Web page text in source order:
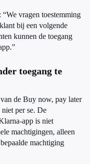
vragen toestemming
bij een volgende
kunnen de toegang
toegang te
de Buy now, pay later
per se. De
app is niet
machtigingen, alleen
machtiging